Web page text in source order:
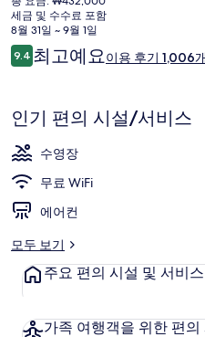
가
격
은
₩392,000
세금 및 수수료 포함
8월 31일 ~ 9월 1일
이
용
기
9.410점 만점 중 9.4점.
최고예요이용 후기 1,006
인기 편의 시설/서비스
수영장
무료 WiFi
에어컨
모두 보기
주요 편의 시설 및 서비스
가족 여행객을 위한 편의